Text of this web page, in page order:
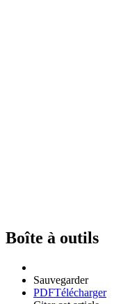
Boîte à outils
Sauvegarder
PDFTélécharger